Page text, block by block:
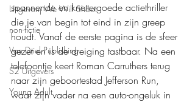
Uitgeverij We Will Shoot
non-fictie
Van Driel Publishing
S2 Uitgevers
Young Adult
spannende en knettergoede actiethriller
die je van begin tot eind in zijn greep
houdt. Vanaf de eerste pagina is de sfeer
gezet en is de dreiging tastbaar. Na een
telefoontje keert Roman Carruthers terug
naar zijn geboortestad Jefferson Run,
waar zijn vader na een auto-ongeluk in